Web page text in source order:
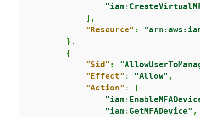
            ],
"Resource" :
        },
{
"Sid" :
"Effect" : "Allow" ,
"Action" : [
"iam:EnableMFADevice"
"iam:GetMFADevice" ,